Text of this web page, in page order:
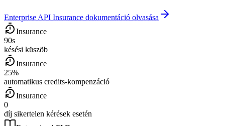
Enterprise API Insurance dokumentáció olvasása
Insurance
90s
késési küszöb
Insurance
25%
automatikus credits-kompenzáció
Insurance
0
díj sikertelen kérések esetén